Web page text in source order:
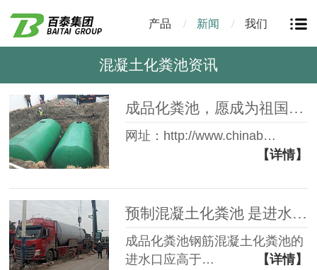
产品 新闻 我们
混凝土化粪池资讯
成品化粪池，愿成为祖国青山绿水的守护神！
网址：http://www.chinab…
【详情】
预制混凝土化粪池 是进水口高还是出水口高？
成品化粪池钢筋混凝土化粪池的
进水口应高于…
【详情】